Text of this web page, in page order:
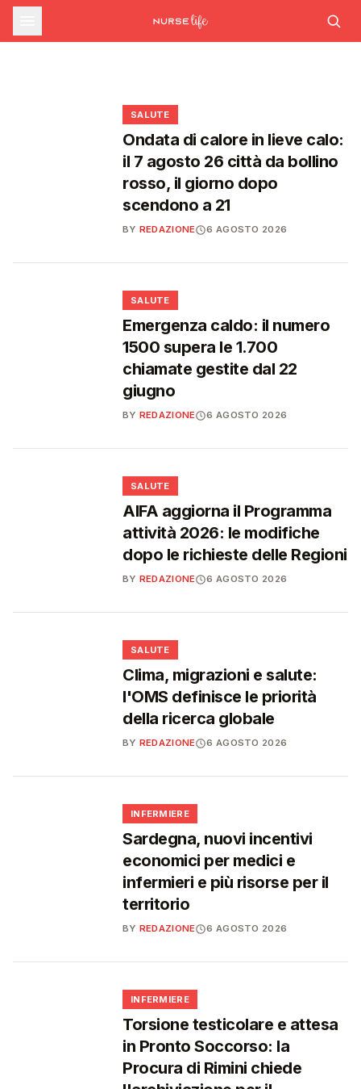
corsi su rischio cardiovascolare e
intelligenza artificiale generativa
INFERMIERE
A Scanzano Jonico apre l'Ambulatorio
Rapporto OsMed 2025: la spesa
farmaceutica supera i 39 miliardi, boom di
SALUTE
Ondata di calore in lieve calo:
il 7 agosto 26 città da bollino
rosso, il giorno dopo
scendono a 21
BY REDAZIONE 6 AGOSTO 2026
SALUTE
Emergenza caldo: il numero
1500 supera le 1.700
chiamate gestite dal 22
giugno
BY REDAZIONE 6 AGOSTO 2026
SALUTE
AIFA aggiorna il Programma
attività 2026: le modifiche
dopo le richieste delle Regioni
BY REDAZIONE 6 AGOSTO 2026
SALUTE
Clima, migrazioni e salute:
l'OMS definisce le priorità
della ricerca globale
BY REDAZIONE 6 AGOSTO 2026
INFERMIERE
Sardegna, nuovi incentivi
economici per medici e
infermieri e più risorse per il
territorio
BY REDAZIONE 6 AGOSTO 2026
INFERMIERE
Torsione testicolare e attesa
in Pronto Soccorso: la
Procura di Rimini chiede